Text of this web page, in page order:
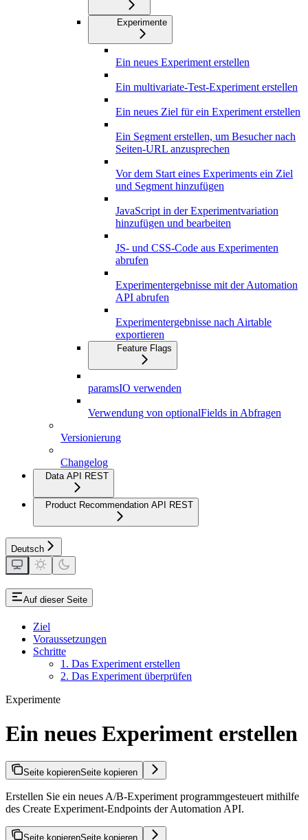
Experimente
Ein neues Experiment erstellen
Ein multivariate-Test-Experiment erstellen
Ein neues Ziel für ein Experiment erstellen
Ein Segment erstellen, um Besucher nach
Seiten-URL anzusprechen
Vor dem Start eines Experiments ein Ziel
und Segment hinzufügen
JavaScript in der Experimentvariation
hinzufügen und bearbeiten
JS- und CSS-Code aus Experimenten
abrufen
Experimentergebnisse mit der Automation
API abrufen
Experimentergebnisse nach Airtable
exportieren
Feature Flags
paramsIO verwenden
Verwendung von optionalFields in Abfragen
Versionierung
Changelog
Data API REST
Product Recommendation API REST
Deutsch
Auf dieser Seite
Ziel
Voraussetzungen
Schritte
1. Das Experiment erstellen
2. Das Experiment überprüfen
Experimente
Ein neues Experiment erstellen
Seite kopierenSeite kopieren
Erstellen Sie ein neues A/B-Experiment programmgesteuert mithilfe
des Create Experiment-Endpoints der Automation API.
Seite kopierenSeite kopieren